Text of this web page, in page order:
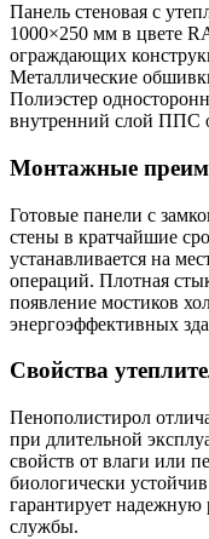
Панель стеновая с
1000×250 мм в цвете
ограждающих
Металлические
Полиэстер
внутренний слой ППС
Монтажные
Готовые панели с
стены в кратчайшие
устанавливается на
операций. Плотная
появление мостиков
энергоэффективных
Свойства
Пенополистирол
при длительной
свойств от влаги или
биологически
гарантирует надежную
службы.